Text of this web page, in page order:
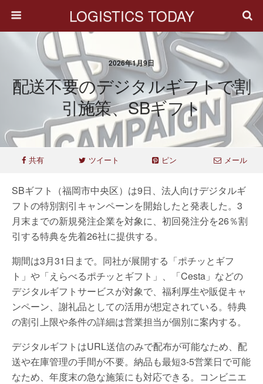
LOGISTICS TODAY
2026年1月9日
配送不要のデジタルギフトで割
引施策、SBギフト
共有 ツイート ピン メール
SBギフト（福岡市中央区）は9日、法人向けデジタルギ
フトの特別割引キャンペーンを開始したと発表した。3
月末までの新規発注企業を対象に、初回発注分を26％割
引する特典を先着26社に提供する。
期間は3月31日まで。同社が展開する「ポチッとギフ
ト」や「えらべるポチッとギフト」、「Cesta」などの
デジタルギフトサービスが対象で、福利厚生や販促キャ
ンペーン、謝礼品としての活用が想定されている。特典
の割引上限や条件の詳細は営業担当が個別に案内する。
デジタルギフトはURL送信のみで配布が可能なため、配
送や在庫管理の手間が不要。納品も最短3-5営業日で可能
なため、年度末の急な施策にも対応できる。コンビニエ